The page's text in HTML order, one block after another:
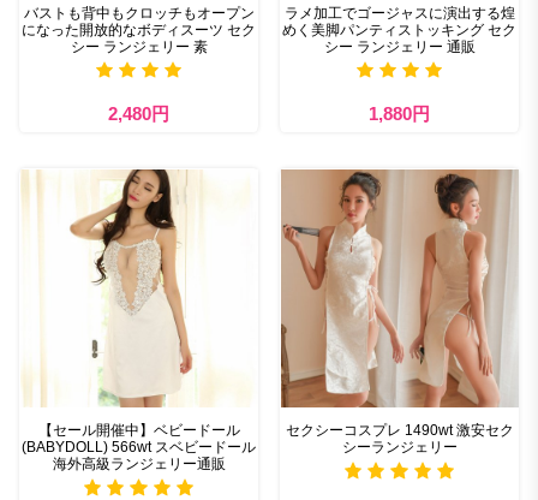
バストも背中もクロッチもオープン
になった開放的なボディスーツ セク
シー ランジェリー 素
2,480円
ラメ加工でゴージャスに演出する煌
めく美脚パンティストッキング セク
シー ランジェリー 通販
1,880円
【セール開催中】ベビードール
(BABYDOLL) 566wt スベビードール
海外高級ランジェリー通販
セクシーコスプレ 1490wt 激安セク
シーランジェリー